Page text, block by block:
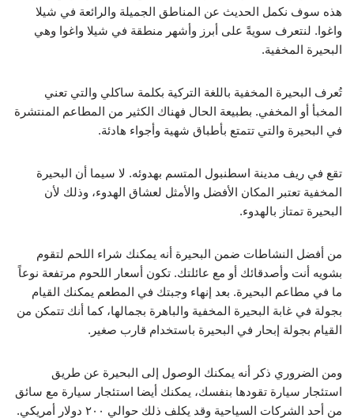
هذه سوف نكمل الحديث عن المناطق الجميلة والرائعة في شيلا
واغوا. لنتعرف سويةً على أبرز وأشهر منطقة في شيلا واغوا وهي
البحيرة المخفية.
تُعرف البحيرة المخفية باللغة التركية بكلمة ساكلي والتي تعني
المخبأ أو المخفي. بطبيعة الحال فهناك الكثير من المطاعم المنتشرة
في البحيرة والتي تتمتع بأطباق شهية وأجواء هادئة.
تقع في ريف مدينة اسطنبول المتسم بهدوئه. لا سيما أن البحيرة
المخفية تعتبر المكان الأفضل والأمثل لعشاق الهدوء، وذلك لأن
البحيرة تمتاز بالهدوء.
من أفضل النشاطات ضمن البحيرة أنه يمكنك شراء اللحم لتقوم
بشويه أنت وأصدقائك أو مع عائلتك. تكون أسعار اللحوم مرتفعة نوعاً
ما في مطاعم البحيرة. بعد إنهاء وجبتك في المطعم يمكنك القيام
بجولة في غابة البحيرة المخفية والباهرة بجمالها، كما أنك تتمكن من
القيام بجولة إبحار في البحيرة باستخدام قارب صغير.
ومن الضروري ذكر أنه يمكنك الوصول إلى البحيرة عن طريق
استئجار سيارة تقودها بنفسك، يمكنك أيضا استئجار سيارة مع سائق
من أحد الشركات السياحية وقد يكلف ذلك حوالي ٢٠٠ دولار أمريكي.